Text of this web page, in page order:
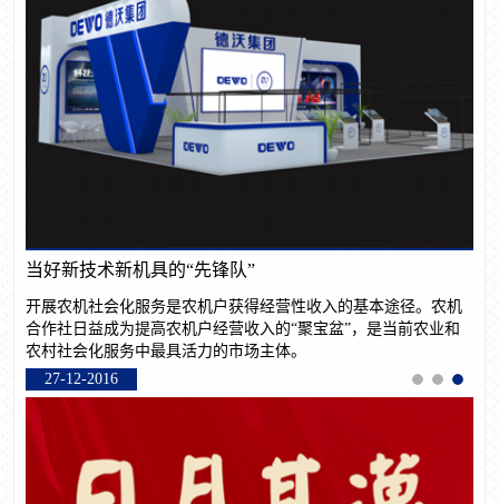
力争到“十三五”末一半以上示范区基本实现农业现代化
农业部在吉林省吉林市举办国家现代农业示范区建设培训班
13-08-2016